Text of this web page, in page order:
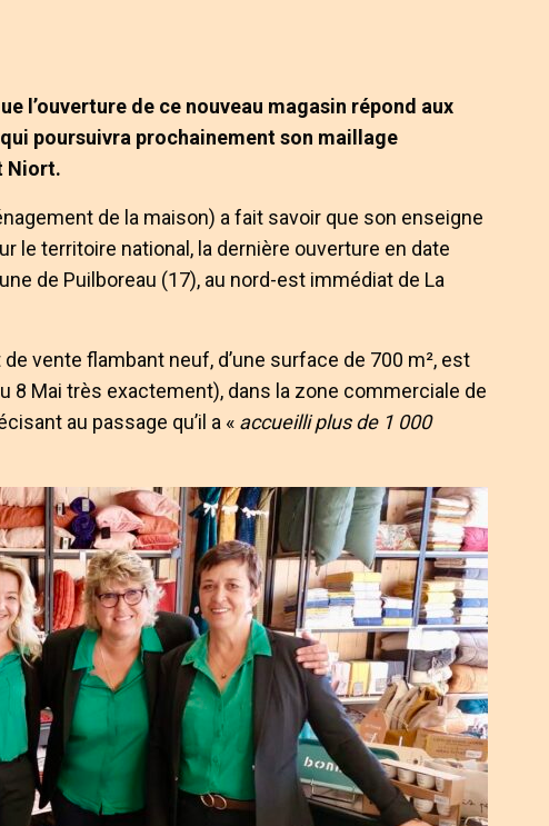
l’ouverture de ce nouveau magasin répond aux
poursuivra prochainement son maillage
Niort.
de la maison) a fait savoir que son enseigne
le territoire national, la dernière ouverture en date
de Puilboreau (17), au nord-est immédiat de La
vente flambant neuf, d’une surface de 700 m², est
8 Mai très exactement), dans la zone commerciale de
au passage qu’il a « accueilli plus de 1 000